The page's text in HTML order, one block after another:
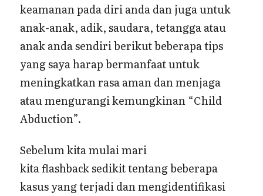
keamanan pada diri anda dan juga untuk
anak-anak, adik, saudara, tetangga atau
anak anda sendiri berikut beberapa tips
yang saya harap bermanfaat untuk
meningkatkan rasa aman dan menjaga
atau mengurangi kemungkinan “Child
Abduction”.
Sebelum kita mulai mari
kita flashback sedikit tentang beberapa
kasus yang terjadi dan mengidentifikasi